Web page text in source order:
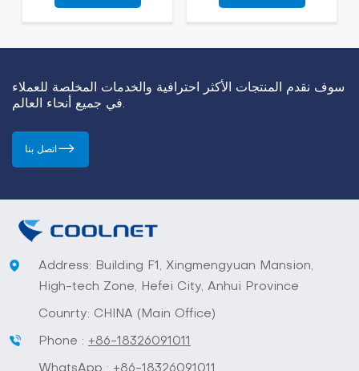
سوف نقدم المنتجات الأكثر احترافية والخدمات المخلصة للعملاء
في جميع أنحاء العالم.
اتصل بنا
Address: Building F1, Xingmengyuan Mansion,
High-tech Zone, Hefei City, Anhui Province
Counrty: CHINA (Main Office)
Phone : +86-18326091011